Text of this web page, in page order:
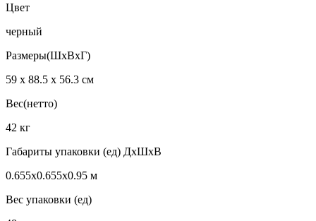
Цвет
черный
Размеры(ШхВхГ)
59 х 88.5 х 56.3 см
Вес(нетто)
42 кг
Габариты упаковки (ед) ДхШхВ
0.655x0.655x0.95 м
Вес упаковки (ед)